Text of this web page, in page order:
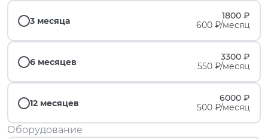
3 месяца
1800 ₽
600 ₽/месяц
6 месяцев
3300 ₽
550 ₽/месяц
12 месяцев
6000 ₽
500 ₽/месяц
Оборудование